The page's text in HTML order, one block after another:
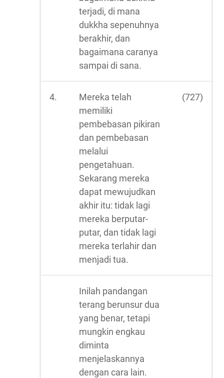
terjadi, di mana
dukkha sepenuhnya
berakhir, dan
bagaimana caranya
sampai di sana.
4.
Mereka telah
memiliki
pembebasan pikiran
dan pembebasan
melalui
pengetahuan.
Sekarang mereka
dapat mewujudkan
akhir itu: tidak lagi
mereka berputar-
putar, dan tidak lagi
mereka terlahir dan
menjadi tua.
(727)
Inilah pandangan
terang berunsur dua
yang benar, tetapi
mungkin engkau
diminta
menjelaskannya
dengan cara lain.